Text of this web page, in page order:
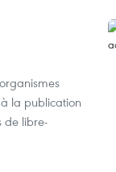
la publication
de libre-